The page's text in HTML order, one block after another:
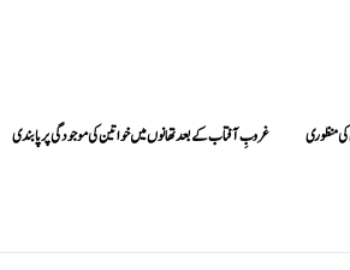
کی منظوری
غروبِ آفتاب کے بعد تھانوں میں خواتین کی موجودگی پر پابندی